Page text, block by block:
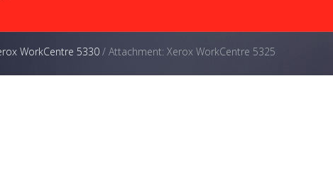
WorkCentre 5330 / Attachment: Xerox WorkCentre 5325